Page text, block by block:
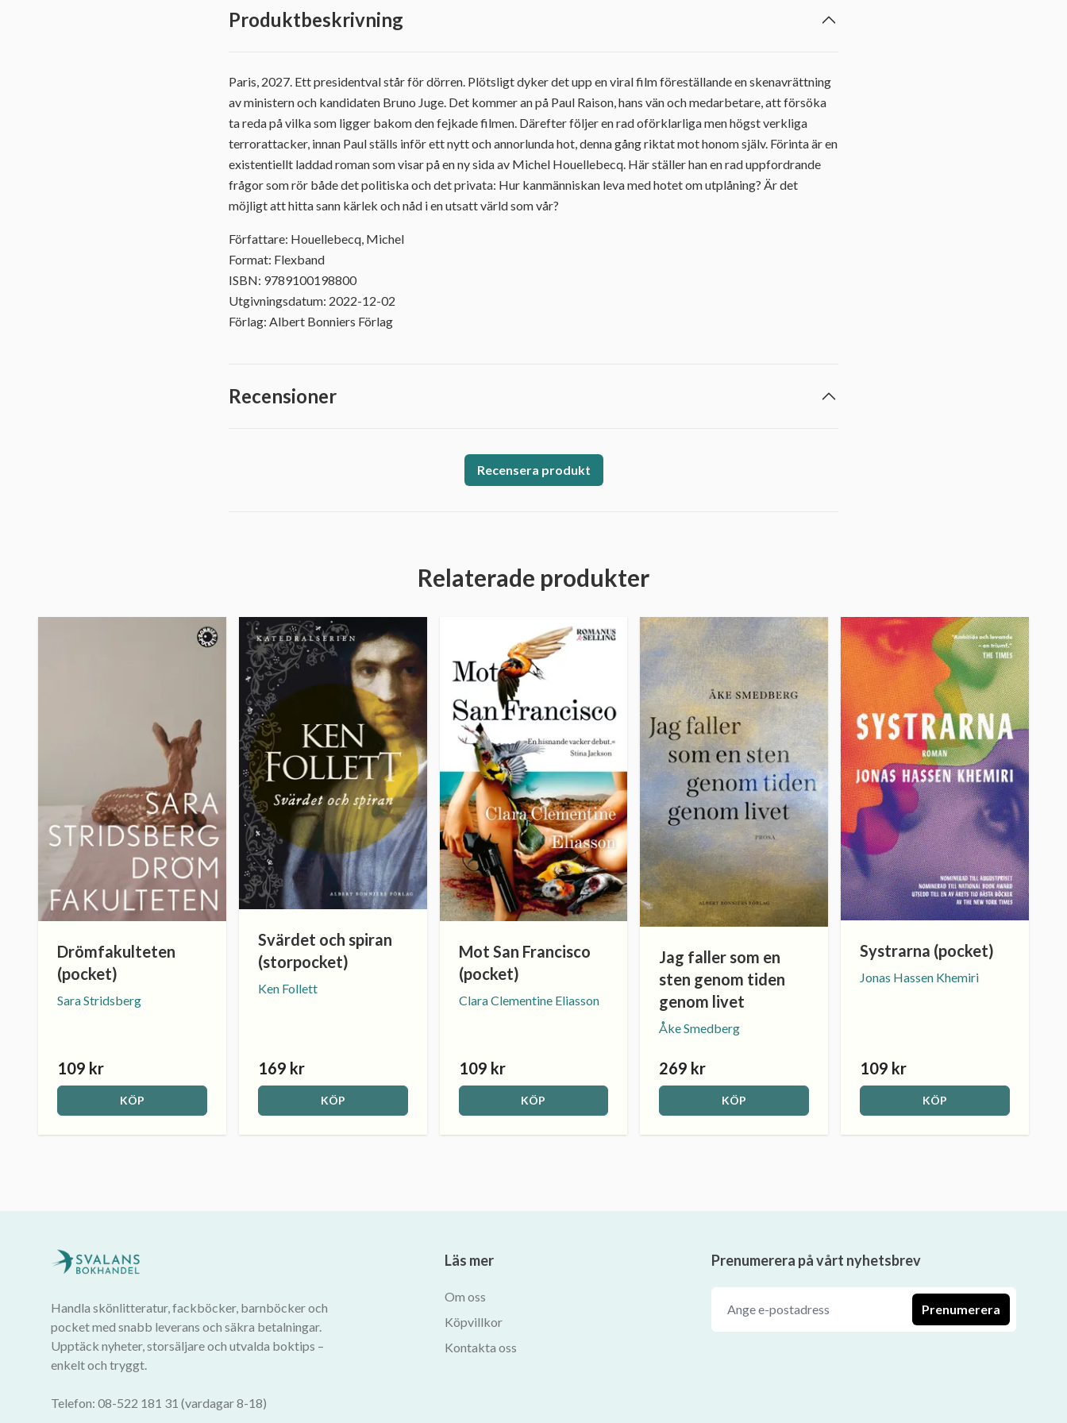
Produktbeskrivning
Paris, 2027. Ett presidentval står för dörren. Plötsligt dyker det upp en viral film föreställande en skenavrättning
av ministern och kandidaten Bruno Juge. Det kommer an på Paul Raison, hans vän och medarbetare, att försöka
ta reda på vilka som ligger bakom den fejkade filmen. Därefter följer en rad oförklarliga men högst verkliga
terrorattacker, innan Paul ställs inför ett nytt och annorlunda hot, denna gång riktat mot honom själv. Förinta är en
existentiellt laddad roman som visar på en ny sida av Michel Houellebecq. Här ställer han en rad uppfordrande
frågor som rör både det politiska och det privata: Hur kanmänniskan leva med hotet om utplåning? Är det
möjligt att hitta sann kärlek och nåd i en utsatt värld som vår?
Författare: Houellebecq, Michel
Format: Flexband
ISBN: 9789100198800
Utgivningsdatum: 2022-12-02
Förlag: Albert Bonniers Förlag
Recensioner
Recensera produkt
Relaterade produkter
Drömfakulteten
(pocket)
Sara Stridsberg
109 kr
KÖP
Svärdet och spiran
(storpocket)
Ken Follett
169 kr
KÖP
Mot San Francisco
(pocket)
Clara Clementine Eliasson
109 kr
KÖP
Jag faller som en
sten genom tiden
genom livet
Åke Smedberg
269 kr
KÖP
Systrarna (pocket)
Jonas Hassen Khemiri
109 kr
KÖP
Handla skönlitteratur, fackböcker, barnböcker och
pocket med snabb leverans och säkra betalningar.
Upptäck nyheter, storsäljare och utvalda boktips –
enkelt och tryggt.
Telefon: 08-522 181 31 (vardagar 8-18)
Läs mer
Om oss
Köpvillkor
Kontakta oss
Prenumerera på vårt nyhetsbrev
Prenumerera